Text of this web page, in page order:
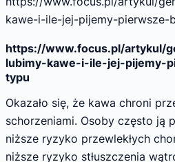
kawe-i-ile-jej-pijemy-pierwsze-
https://www.focus.pl/artykul/
lubimy-kawe-i-ile-jej-pijemy-
typu
Okazało się, że kawa chroni
schorzeniami. Osoby często ją
niższe ryzyko przewlekłych
niższe ryzyko stłuszczenia